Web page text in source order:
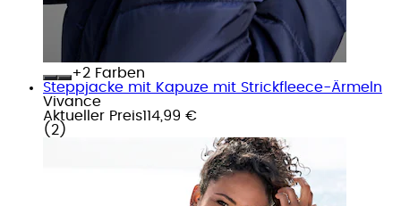
+
Farben
Steppjacke mit Kapuze mit Strickfleece-Ärmeln
Vivance
Aktueller Preis114,99 €
( 2 )